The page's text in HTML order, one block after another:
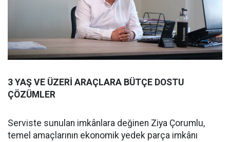
3 YAŞ VE ÜZERİ ARAÇLARA BÜTÇE DOSTU
ÇÖZÜMLER
Serviste sunulan imkânlara değinen Ziya Çorumlu,
temel amaçlarının ekonomik yedek parça imkânı